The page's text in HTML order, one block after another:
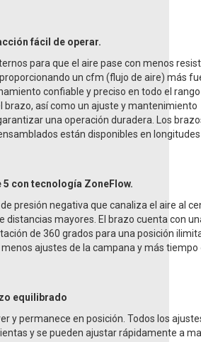
fácil de operar.
para que el aire pase con menos
un cfm (flujo de aire) más
confiable y preciso en todo el
brazo, así como un ajuste y mantenimiento
una operación duradera. Los
están disponibles en
5 con tecnología ZoneFlow.
presión negativa que canaliza el aire al
distancias mayores. El brazo cuenta con
de 360 grados para una posición
ajustes de la campana y más tiempo
equilibrado
y permanece en posición. Todos los
y se pueden ajustar rápidamente a